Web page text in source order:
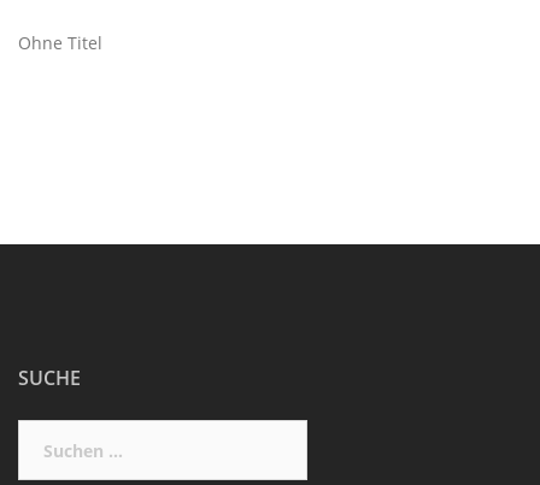
Ohne Titel
SUCHE
nach: